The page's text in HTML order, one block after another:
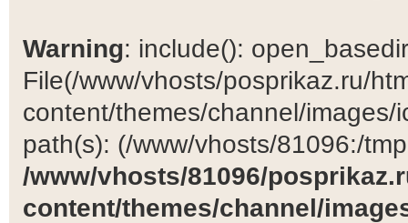
Warning: include():
File(/www/vhosts/posprikaz.ru/
content/themes/channel/
path(s): (/www/vhosts/81096:/
/www/vhosts/81096/
content/themes/channel/